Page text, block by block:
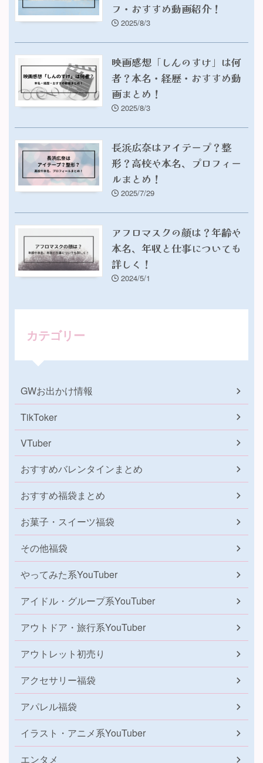
フ・おすすめ動画紹介！
2025/8/3
映画感想「しんのすけ」は何
者？本名・経歴・おすすめ動
画まとめ！
2025/8/3
長浜広奈はアイテープ？整
形？高校や本名、プロフィー
ルまとめ！
2025/7/29
アフロマスクの顔は？年齢や
本名、年収と仕事についても
詳しく！
2024/5/1
カテゴリー
GWお出かけ情報
TikToker
VTuber
おすすめバレンタインまとめ
おすすめ福袋まとめ
お菓子・スイーツ福袋
その他福袋
やってみた系YouTuber
アイドル・グループ系YouTuber
アウトドア・旅行系YouTuber
アウトレット初売り
アクセサリー福袋
アパレル福袋
イラスト・アニメ系YouTuber
エンタメ